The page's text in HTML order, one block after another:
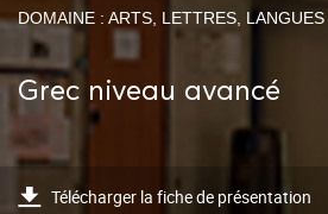
DOMAINE : ARTS, LETTRES, LANGUES
Grec niveau avancé
Télécharger la fiche de présentation